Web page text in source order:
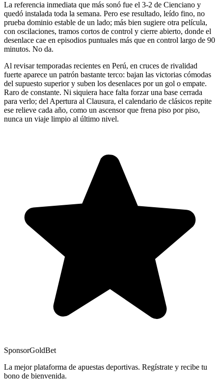
La referencia inmediata que más sonó fue el 3-2 de Cienciano y
quedó instalada toda la semana. Pero ese resultado, leído fino, no
prueba dominio estable de un lado; más bien sugiere otra película,
con oscilaciones, tramos cortos de control y cierre abierto, donde el
desenlace cae en episodios puntuales más que en control largo de 90
minutos. No da.
Al revisar temporadas recientes en Perú, en cruces de rivalidad
fuerte aparece un patrón bastante terco: bajan las victorias cómodas
del supuesto superior y suben los desenlaces por un gol o empate.
Raro de constante. Ni siquiera hace falta forzar una base cerrada
para verlo; del Apertura al Clausura, el calendario de clásicos repite
ese relieve cada año, como un ascensor que frena piso por piso,
nunca un viaje limpio al último nivel.
SponsorGoldBet
La mejor plataforma de apuestas deportivas. Regístrate y recibe tu
bono de bienvenida.